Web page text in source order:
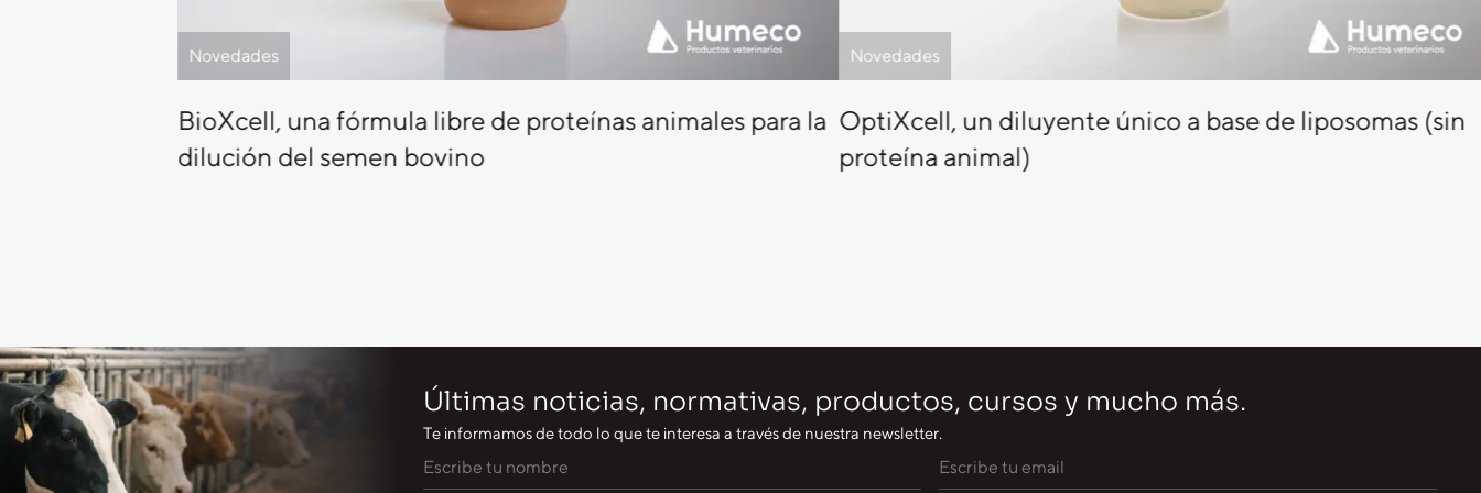
Novedades
BioXcell, una fórmula libre de proteínas animales para la
dilución del semen bovino
Novedades
OptiXcell, un diluyente único a base de liposomas (sin
proteína animal)
Últimas noticias, normativas, productos, cursos y mucho más.
Te informamos de todo lo que te interesa a través de nuestra newsletter.